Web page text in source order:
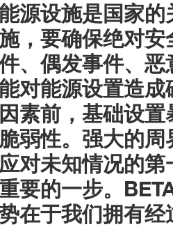
源设施是国家的
，要确保绝对安
、偶发事件、恶
对能源设置造成
素前，基础设置
弱性。 强大的周
对未知情况的第
要的一步。
在于我们拥有经